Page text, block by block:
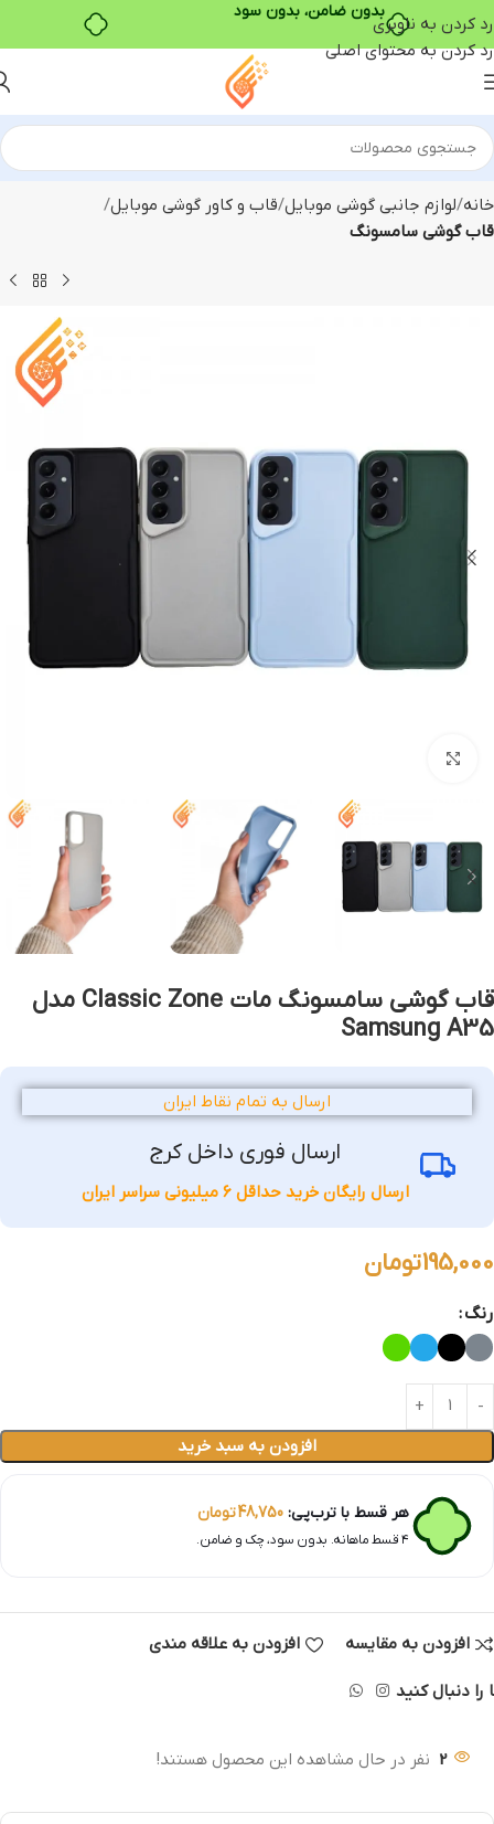
بدون ضامن، بدون سود
رد کردن به ناوبری
رد کردن به محتوای اصلی
خانه لوازم جانبی گوشی موبایل قاب و کاور گوشی موبایل
قاب گوشی سامسونگ
قاب گوشی سامسونگ مات Classic Zone مدل
Samsung A35
ارسال به تمام نقاط ایران
ارسال فوری داخل کرج
ارسال رایگان خرید حداقل 6 میلیونی سراسر ایران
195,000تومان
رنگ
افزودن به سبد خرید
هر قسط با ترب‌پی: 48,750تومان
۴ قسط ماهانه. بدون سود، چک و ضامن.
افزودن به مقایسه افزودن به علاقه مندی
را دنبال کنید
2 نفر در حال مشاهده این محصول هستند!